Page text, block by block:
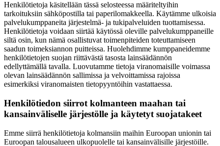
Henkilötietoja käsitellään tässä selosteessa määriteltyihin
tarkoituksiin sähköpostilla tai paperilomakkeella. Käytämme ulkoisia
palvelukumppaneita järjestelmä- ja tukipalveluiden tuottamisessa.
Henkilötietoja voidaan siirtää käytössä oleville palvelukumppaneille
siltä osin, kun nämä osallistuvat toimenpiteiden toteuttamiseen
saadun toimeksiannon puitteissa. Huolehdimme kumppaneidemme
henkilötietojen suojan riittävästä tasosta lainsäädännön
edellyttämällä tavalla. Luovutamme tietoja viranomaisille voimassa
olevan lainsäädännön sallimissa ja velvoittamissa rajoissa
esimerkiksi viranomaisten tietopyyntöihin vastattaessa.
Henkilötiedon siirrot kolmanteen maahan tai
kansainväliselle järjestölle ja käytetyt suojatakeet
Emme siirrä henkilötietoja kolmansiin maihin Euroopan unionin tai
Euroopan talousalueen ulkopuolelle tai kansainvälisille järjestöille.